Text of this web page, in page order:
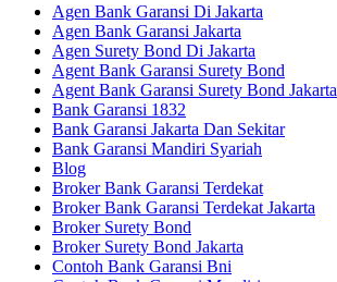
Agen Bank Garansi Di Jakarta
Agen Bank Garansi Jakarta
Agen Surety Bond Di Jakarta
Agent Bank Garansi Surety Bond
Agent Bank Garansi Surety Bond Jakarta
Bank Garansi 1832
Bank Garansi Jakarta Dan Sekitar
Bank Garansi Mandiri Syariah
Blog
Broker Bank Garansi Terdekat
Broker Bank Garansi Terdekat Jakarta
Broker Surety Bond
Broker Surety Bond Jakarta
Contoh Bank Garansi Bni